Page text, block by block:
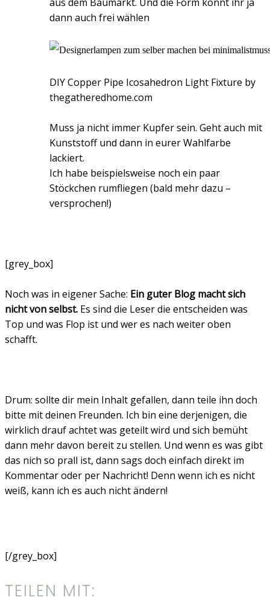
dann auch frei wählen
DIY Copper Pipe Icosahedron Light Fixture by
thegatheredhome.com
Muss ja nicht immer Kupfer sein. Geht auch mit
Kunststoff und dann in eurer Wahlfarbe
lackiert.
Ich habe beispielsweise noch ein paar
Stöckchen rumfliegen (bald mehr dazu –
versprochen!)
[grey_box]
Noch was in eigener Sache: Ein guter Blog macht sich
nicht von selbst. Es sind die Leser die entscheiden was
Top und was Flop ist und wer es nach weiter oben
schafft.
Drum: sollte dir mein Inhalt gefallen, dann teile ihn doch
bitte mit deinen Freunden. Ich bin eine derjenigen, die
wirklich drauf achtet was geteilt wird und sich bemüht
dann mehr davon bereit zu stellen. Und wenn es was gibt
das nich so prall ist, dann sags doch einfach direkt im
Kommentar oder per Nachricht! Denn wenn ich es nicht
weiß, kann ich es auch nicht ändern!
[/grey_box]
TEILEN MIT: